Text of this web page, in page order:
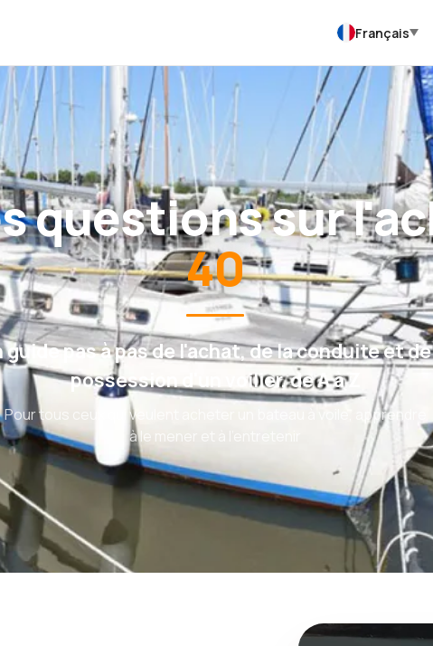
Français
questions sur
40
guide pas à pas de l'achat, de la conduite et
possession d'un voilier, de A à Z
Pour tous ceux qui veulent acheter un bateau à voile, apprendre
à le mener et à l'entretenir